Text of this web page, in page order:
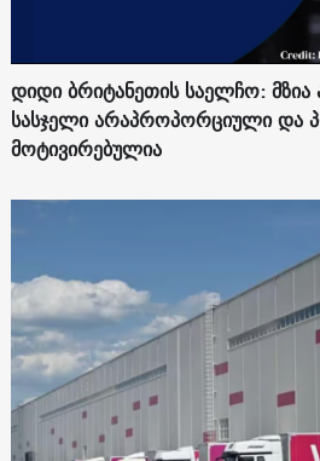
დიდი ბრიტანეთის საელჩო:
სასჯელი არაპროპორციული და
მოტივირებულია